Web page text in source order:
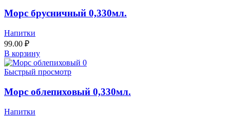
Морс брусничный 0,330мл.
Напитки
99.00 ₽
В корзину
Быстрый просмотр
Морс облепиховый 0,330мл.
Напитки